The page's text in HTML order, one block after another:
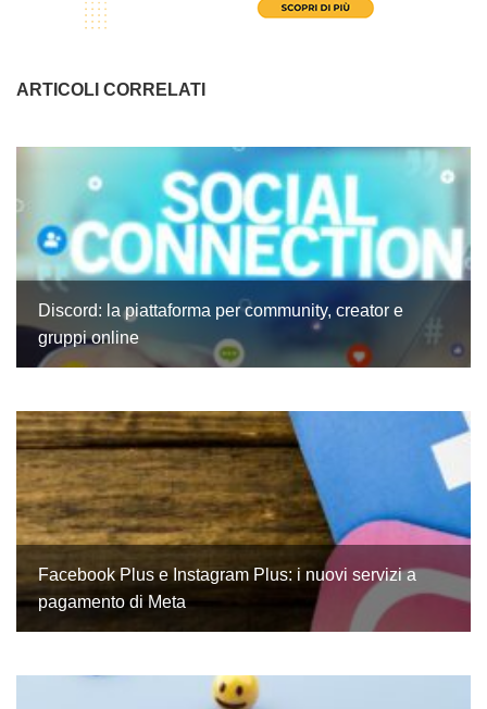
ARTICOLI CORRELATI
Discord: la piattaforma per community, creator e
gruppi online
Facebook Plus e Instagram Plus: i nuovi servizi a
pagamento di Meta